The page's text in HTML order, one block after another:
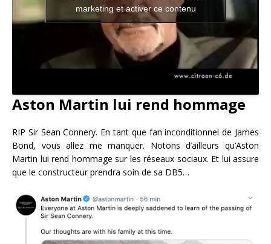
marketing et activer ce contenu
Aston Martin lui rend hommage
RIP Sir Sean Connery. En tant que fan inconditionnel de James
Bond, vous allez me manquer. Notons d’ailleurs qu’Aston
Martin lui rend hommage sur les réseaux sociaux. Et lui assure
que le constructeur prendra soin de sa DB5…